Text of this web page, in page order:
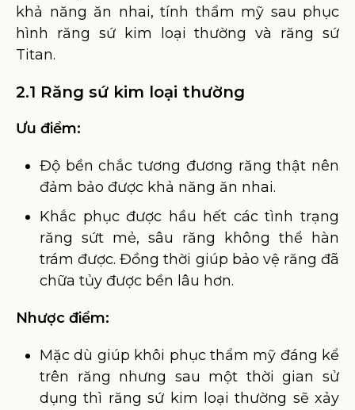
khả năng ăn nhai, tính thẩm mỹ sau phục
hình răng sứ kim loại thường và răng sứ
Titan.
2.1 Răng sứ kim loại thường
Ưu điểm:
Độ bền chắc tương đương răng thật nên
đảm bảo được khả năng ăn nhai.
Khắc phục được hầu hết các tình trạng
răng sứt mẻ, sâu răng không thể hàn
trám được. Đồng thời giúp bảo vệ răng đã
chữa tủy được bền lâu hơn.
Nhược điểm:
Mặc dù giúp khôi phục thẩm mỹ đáng kể
trên răng nhưng sau một thời gian sử
dụng thì răng sứ kim loại thường sẽ xảy